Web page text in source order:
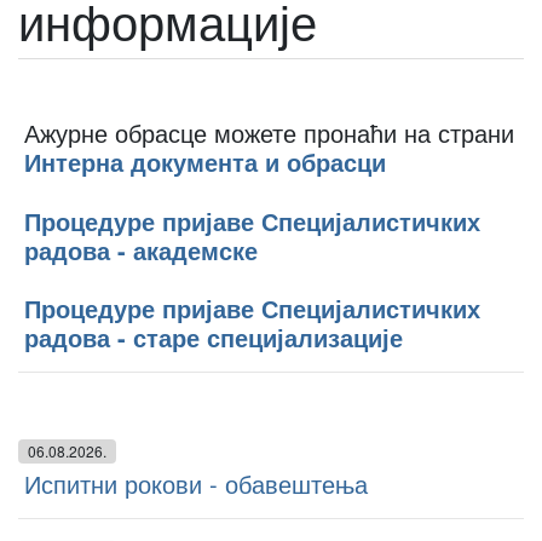
информације
Ажурне обрасце можете пронаћи на страни
Интерна документа и обрасци
Процедуре пријаве Специјалистичких
радова - академске
Процедуре пријаве Специјалистичких
радова - старе специјализације
06.08.2026.
Испитни рокови - обавештења